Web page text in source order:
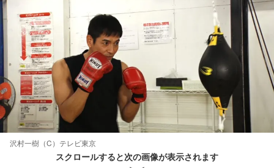
沢村一樹（C）テレビ東京
スクロールすると次の画像が表示されます